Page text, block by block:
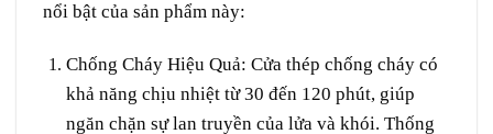
nổi bật của sản phẩm này:
Chống Cháy Hiệu Quả: Cửa thép chống cháy có
khả năng chịu nhiệt từ 30 đến 120 phút, giúp
ngăn chặn sự lan truyền của lửa và khói. Thống